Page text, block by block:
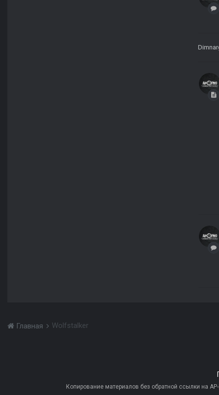
Главная Wolfstalker
Копирование материалов без обратной ссылки на